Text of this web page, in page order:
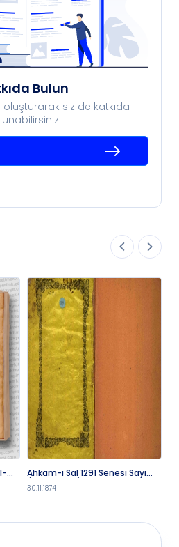
Bulun
oluşturarak siz de katkıda
Ahkam-ı Sal 1291 Senesi Sayı
(1968 SA 201)
30.11.1874